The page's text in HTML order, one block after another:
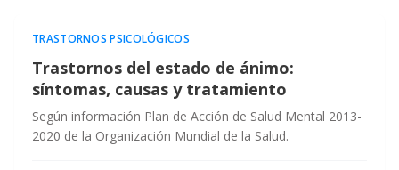
TRASTORNOS PSICOLÓGICOS
Trastornos del estado de ánimo:
síntomas, causas y tratamiento
Según información Plan de Acción de Salud Mental 2013-
2020 de la Organización Mundial de la Salud.